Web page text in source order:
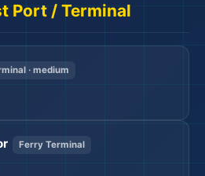
Port / Terminal
· medium
Ferry Terminal